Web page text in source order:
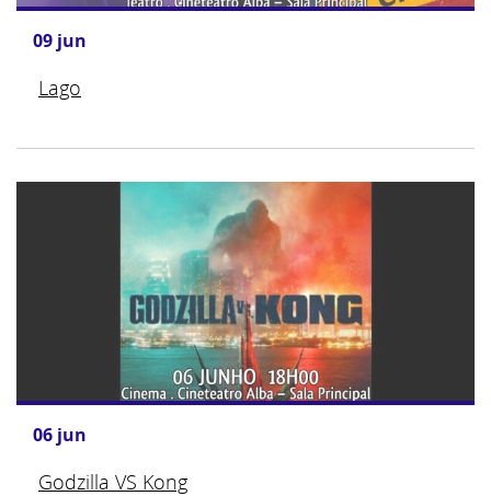
09 jun
Lago
06 jun
Godzilla VS Kong